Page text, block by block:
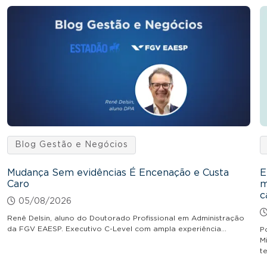
Blog Gestão e Negócios
Mudança Sem evidências É Encenação e Custa
Caro
05/08/2026
Renê Delsin, aluno do Doutorado Profissional em Administração
da FGV EAESP. Executivo C-Level com ampla experiência…